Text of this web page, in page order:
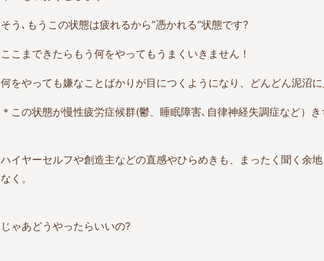
そう､もうこの状態は疲れるから”憑かれる”状態です?
ここまできたらもう何をやってもうまくいきません！
何をやっても嫌なことばかりが目につくようになり、どんどん泥沼
＊この状態が慢性疲労症候群(鬱、睡眠障害､自律神経失調症など）き
ハイヤーセルフや創造主などの直感やひらめきも、まったく聞く余
なく。
じゃあどうやったらいいの?